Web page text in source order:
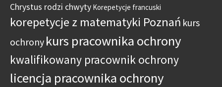
Chrystus rodzi chwyty Korepetycje francuski
korepetycje z matematyki Poznań kurs
ochrony kurs pracownika ochrony
kwalifikowany pracownik ochrony
licencja pracownika ochrony